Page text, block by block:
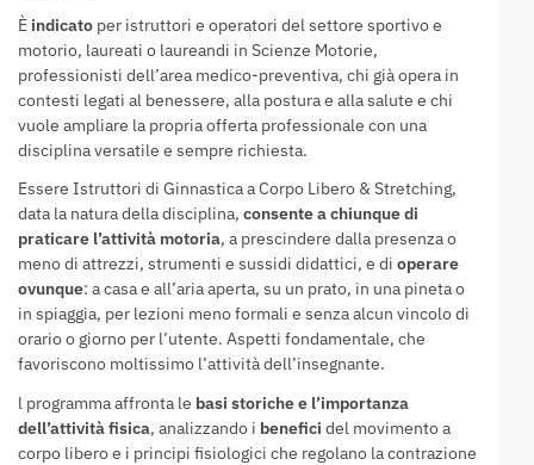
È indicato per istruttori e operatori del settore sportivo e
motorio, laureati o laureandi in Scienze Motorie,
professionisti dell’area medico-preventiva, chi già opera in
contesti legati al benessere, alla postura e alla salute e chi
vuole ampliare la propria offerta professionale con una
disciplina versatile e sempre richiesta.
Essere Istruttori di Ginnastica a Corpo Libero & Stretching,
data la natura della disciplina, consente a chiunque di
praticare l’attività motoria, a prescindere dalla presenza o
meno di attrezzi, strumenti e sussidi didattici, e di operare
ovunque: a casa e all’aria aperta, su un prato, in una pineta o
in spiaggia, per lezioni meno formali e senza alcun vincolo di
orario o giorno per l’utente. Aspetti fondamentale, che
favoriscono moltissimo l’attività dell’insegnante.
l programma affronta le basi storiche e l’importanza
dell’attività fisica, analizzando i benefici del movimento a
corpo libero e i principi fisiologici che regolano la contrazione